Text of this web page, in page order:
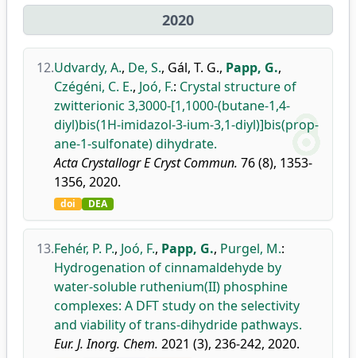
2020
12.Udvardy, A., De, S., Gál, T. G., Papp, G.,
Czégéni, C. E., Joó, F.: Crystal structure of
zwitterionic 3,3000-[1,1000-(butane-1,4-
diyl)bis(1H-imidazol-3-ium-3,1-diyl)]bis(prop-
ane-1-sulfonate) dihydrate.
Acta Crystallogr E Cryst Commun. 76 (8), 1353-
1356, 2020.
doi DEA
13.Fehér, P. P., Joó, F., Papp, G., Purgel, M.:
Hydrogenation of cinnamaldehyde by
water-soluble ruthenium(II) phosphine
complexes: A DFT study on the selectivity
and viability of trans-dihydride pathways.
Eur. J. Inorg. Chem. 2021 (3), 236-242, 2020.